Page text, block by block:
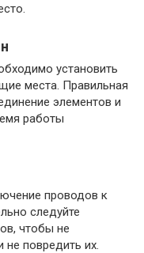
установить
места. Правильная
элементов и
работы
проводов к
следуйте
чтобы не
не повредить их.